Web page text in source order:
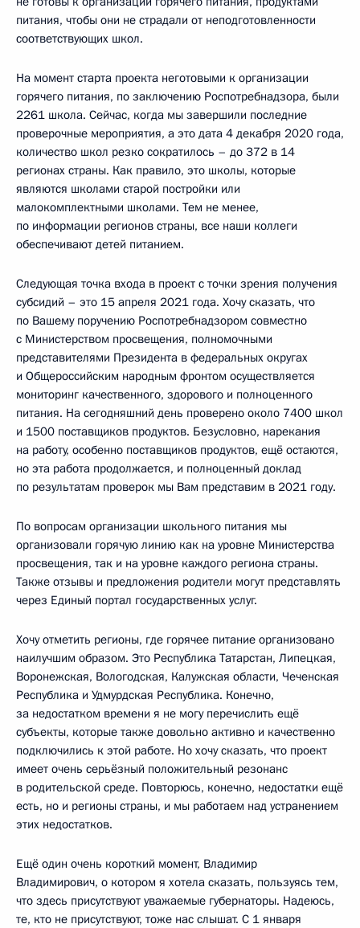
питания, чтобы они не страдали от неподготовленности
соответствующих школ.
На момент старта проекта неготовыми к организации
горячего питания, по заключению Роспотребнадзора, были
2261 школа. Сейчас, когда мы завершили последние
проверочные мероприятия, а это дата 4 декабря 2020 года,
количество школ резко сократилось – до 372 в 14
регионах страны. Как правило, это школы, которые
являются школами старой постройки или
малокомплектными школами. Тем не менее,
по информации регионов страны, все наши коллеги
обеспечивают детей питанием.
Следующая точка входа в проект с точки зрения получения
субсидий – это 15 апреля 2021 года. Хочу сказать, что
по Вашему поручению Роспотребнадзором совместно
с Министерством просвещения, полномочными
представителями Президента в федеральных округах
и Общероссийским народным фронтом осуществляется
мониторинг качественного, здорового и полноценного
питания. На сегодняшний день проверено около 7400 школ
и 1500 поставщиков продуктов. Безусловно, нарекания
на работу, особенно поставщиков продуктов, ещё остаются,
но эта работа продолжается, и полноценный доклад
по результатам проверок мы Вам представим в 2021 году.
По вопросам организации школьного питания мы
организовали горячую линию как на уровне Министерства
просвещения, так и на уровне каждого региона страны.
Также отзывы и предложения родители могут представлять
через Единый портал государственных услуг.
Хочу отметить регионы, где горячее питание организовано
наилучшим образом. Это Республика Татарстан, Липецкая,
Воронежская, Вологодская, Калужская области, Чеченская
Республика и Удмурдская Республика. Конечно,
за недостатком времени я не могу перечислить ещё
субъекты, которые также довольно активно и качественно
подключились к этой работе. Но хочу сказать, что проект
имеет очень серьёзный положительный резонанс
в родительской среде. Повторюсь, конечно, недостатки ещё
есть, но и регионы страны, и мы работаем над устранением
этих недостатков.
Ещё один очень короткий момент, Владимир
Владимирович, о котором я хотела сказать, пользуясь тем,
что здесь присутствуют уважаемые губернаторы. Надеюсь,
те, кто не присутствуют, тоже нас слышат. С 1 января